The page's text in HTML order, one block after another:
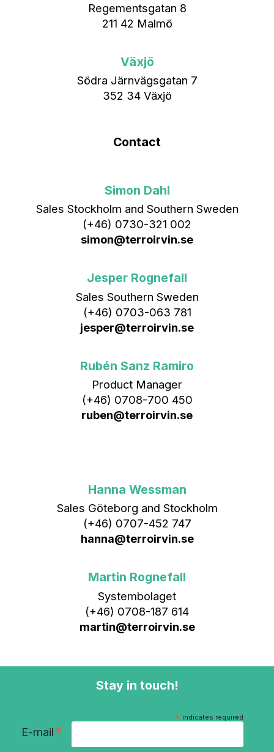
Regementsgatan 8
211 42 Malmö
Växjö
Södra Järnvägsgatan 7
352 34 Växjö
Contact
Simon Dahl
Sales Stockholm and Southern Sweden
(+46) 0730-321 002
simon@terroirvin.se
Jesper Rognefall
Sales Southern Sweden
(+46) 0703-063 781
jesper@terroirvin.se
Rubén Sanz Ramiro
Product Manager
(+46) 0708-700 450‬
ruben@terroirvin.se
Hanna Wessman
Sales Göteborg and Stockholm
(+46) 0707-452 747
hanna@terroirvin.se
Martin Rognefall
Systembolaget
(+46) 0708-187 614
martin@terroirvin.se
Stay in touch!
* indicates required
E-mail*